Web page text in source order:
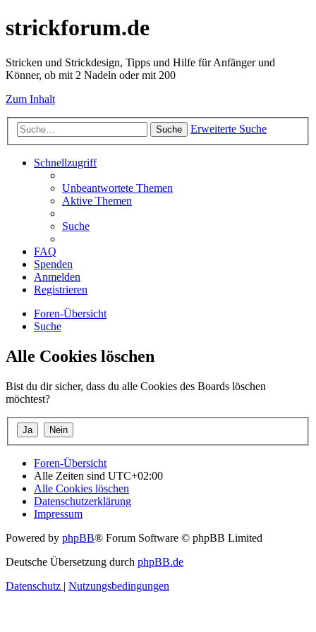
strickforum.de
Stricken und Strickdesign, Tipps und Hilfe für Anfänger und
Könner, ob mit 2 Nadeln oder mit 200
Zum Inhalt
Suche Erweiterte Suche
Schnellzugriff
Unbeantwortete Themen
Aktive Themen
Suche
FAQ
Spenden
Anmelden
Registrieren
Foren-Übersicht
Suche
Alle Cookies löschen
Bist du dir sicher, dass du alle Cookies des Boards löschen
möchtest?
Foren-Übersicht
Alle Zeiten sind UTC+02:00
Alle Cookies löschen
Datenschutzerklärung
Impressum
Powered by phpBB® Forum Software © phpBB Limited
Deutsche Übersetzung durch phpBB.de
Datenschutz | Nutzungsbedingungen